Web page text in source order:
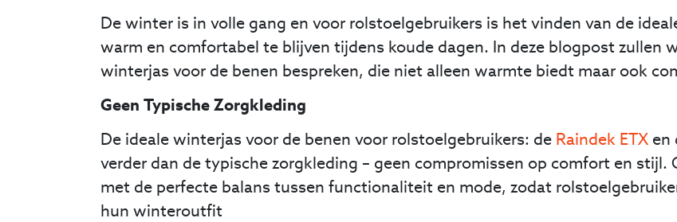
De winter is in volle gang en voor rolstoelgebruikers is het vinden van de
warm en comfortabel te blijven tijdens koude dagen. In deze blogpost zullen
winterjas voor de benen bespreken, die niet alleen warmte biedt maar ook
Geen Typische Zorgkleding
De ideale winterjas voor de benen voor rolstoelgebruikers: de Raindek ETX en
verder dan de typische zorgkleding – geen compromissen op comfort en stijl.
met de perfecte balans tussen functionaliteit en mode, zodat
hun winteroutfit